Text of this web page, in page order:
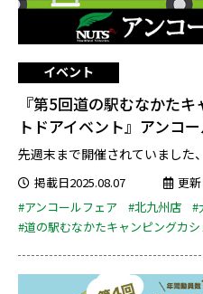
イベント
『第5回道の駅むなかた
トドアイベント』アンコ
先週末まで開催されていまし
掲載日2025.08.07
更
#アンコールフェア
#北九州店 #
#道の駅むなかたキャンピングカ